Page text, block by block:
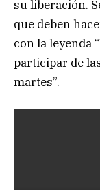
su liberación.
que deben
con la leyenda
participar de
martes”.